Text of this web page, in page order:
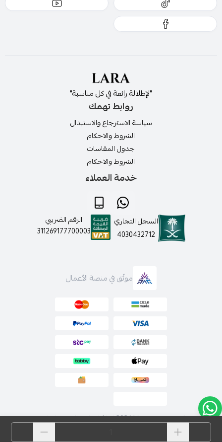
"لإطلالة رائعة في كل مناسبة"
روابط تهمك
سياسة الاسترجاع والاستبدال
الشروط والاحكام
جدول المقاسات
الشروط والاحكام
خدمة العملاء
السجل التجاري
4030432712
الرقم الضريبي
311269177700003
موثّق في منصة الأعمال
الحقوق محفوظة | 2026 لارا | فساتين السهرة اونلاين